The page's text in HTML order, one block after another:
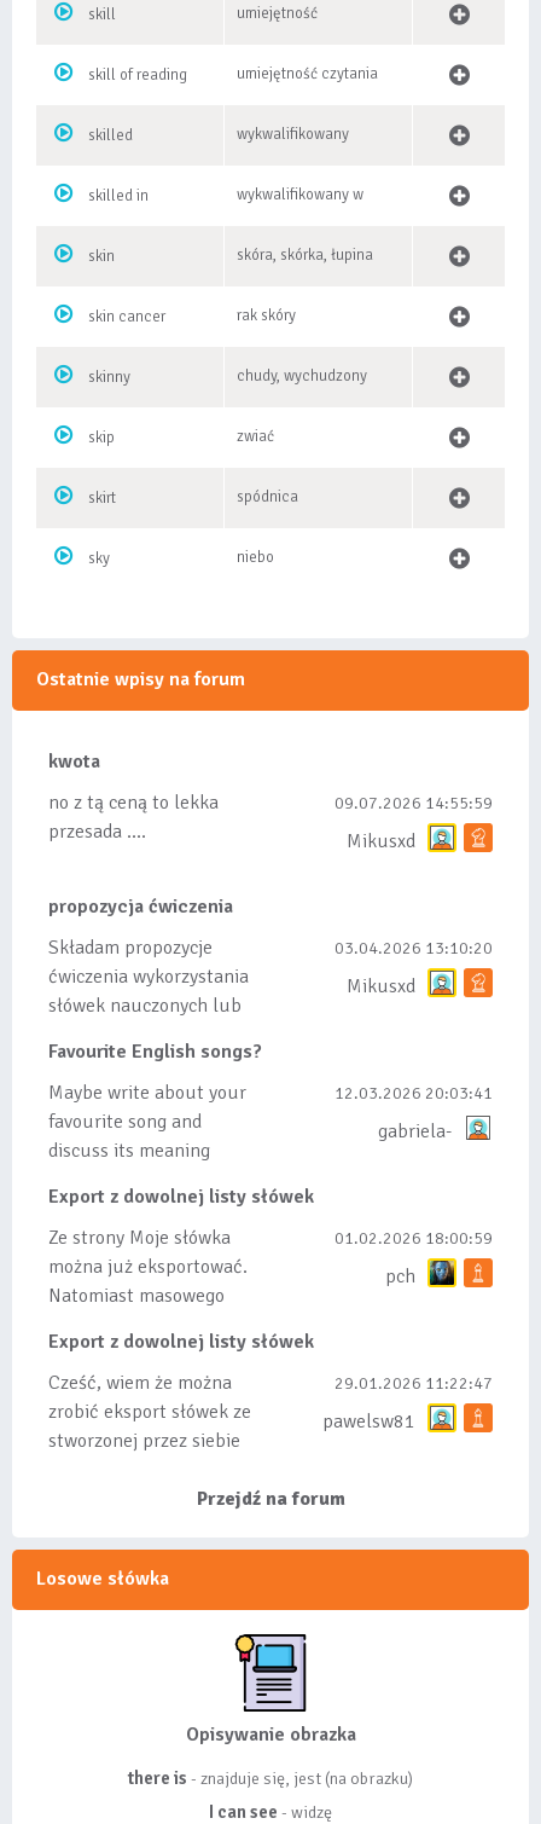
skill umiejętność
skill of reading umiejętność czytania
skilled wykwalifikowany
skilled in wykwalifikowany w
skin skóra, skórka, łupina
skin cancer rak skóry
skinny chudy, wychudzony
skip zwiać
skirt spódnica
sky niebo
Ostatnie wpisy na forum
kwota
no z tą ceną to lekka
przesada ....
09.07.2026 14:55:59
Mikusxd
propozycja ćwiczenia
Składam propozycje
ćwiczenia wykorzystania
słówek nauczonych lub
tez ze wszys...
03.04.2026 13:10:20
Mikusxd
Favourite English songs?
Maybe write about your
favourite song and
discuss its meaning
12.03.2026 20:03:41
gabriela-
Export z dowolnej listy słówek
Ze strony Moje słówka
można już eksportować.
Natomiast masowego
bo wiąże się...
01.02.2026 18:00:59
pch
Export z dowolnej listy słówek
Cześć, wiem że można
zrobić eksport słówek ze
stworzonej przez siebie
29.01.2026 11:22:47
pawelsw81
Przejdź na forum
Losowe słówka
Opisywanie obrazka
there is - znajduje się, jest (na obrazku)
I can see - widzę